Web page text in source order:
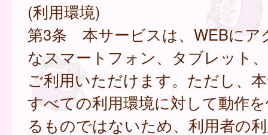
(利用環境)
第3条 本サービスは、WEBにア
なスマートフォン、タブレット
ご利用いただけます。ただし、
すべての利用環境に対して動作
るものではないため、利用者の